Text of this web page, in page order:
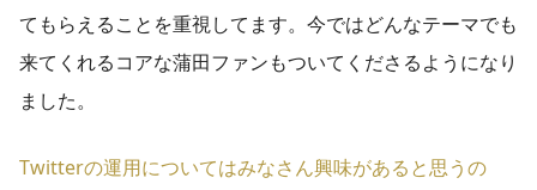
てもらえることを重視してます。今ではどんなテーマでも
来てくれるコアな蒲田ファンもついてくださるようになり
ました。
Twitterの運用についてはみなさん興味があると思うの